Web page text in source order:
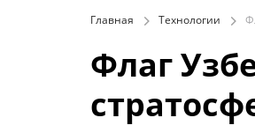
Главная Технологии
Флаг